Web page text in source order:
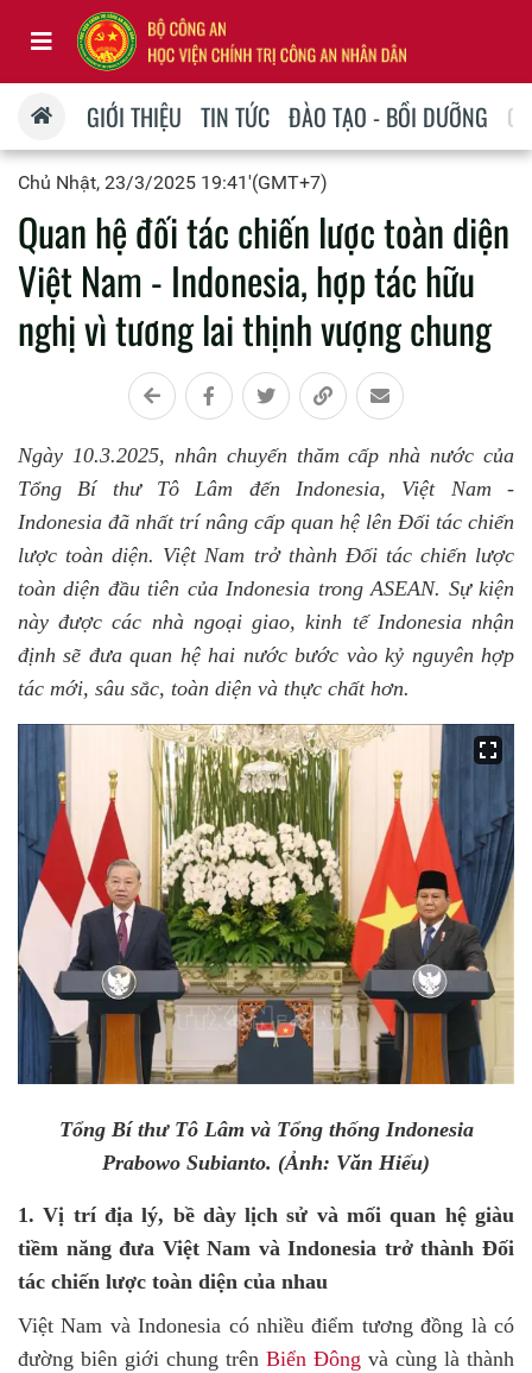
GIỚI THIỆU TIN TỨC ĐÀO TẠO - BỒI DƯỠNG
Chủ Nhật, 23/3/2025 19:41'(GMT+7)
Quan hệ đối tác chiến lược toàn diện
Việt Nam - Indonesia, hợp tác hữu
nghị vì tương lai thịnh vượng chung
Ngày 10.3.2025, nhân chuyến thăm cấp nhà nước của
Tổng Bí thư Tô Lâm đến Indonesia, Việt Nam -
Indonesia đã nhất trí nâng cấp quan hệ lên Đối tác chiến
lược toàn diện. Việt Nam trở thành Đối tác chiến lược
toàn diện đầu tiên của Indonesia trong ASEAN. Sự kiện
này được các nhà ngoại giao, kinh tế Indonesia nhận
định sẽ đưa quan hệ hai nước bước vào kỷ nguyên hợp
tác mới, sâu sắc, toàn diện và thực chất hơn.
Tổng Bí thư Tô Lâm và Tổng thống Indonesia
Prabowo Subianto. (Ảnh: Văn Hiếu)
1. Vị trí địa lý, bềdày lịch sử và mối quan hệ giàu
tiềm năng đưa Việt Nam và Indonesia trở thành Đối
tác chiến lược toàn diện của nhau
Việt Nam và Indonesia có nhiều điểm tương đồng là có
đường biên giới chung trên Biển Đông và cùng là thành